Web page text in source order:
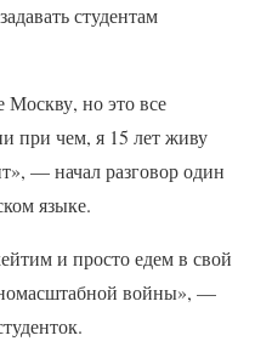
студентам
но это все
при чем, я 15 лет живу
— начал разговор один
языке.
и просто едем в свой
войны», —